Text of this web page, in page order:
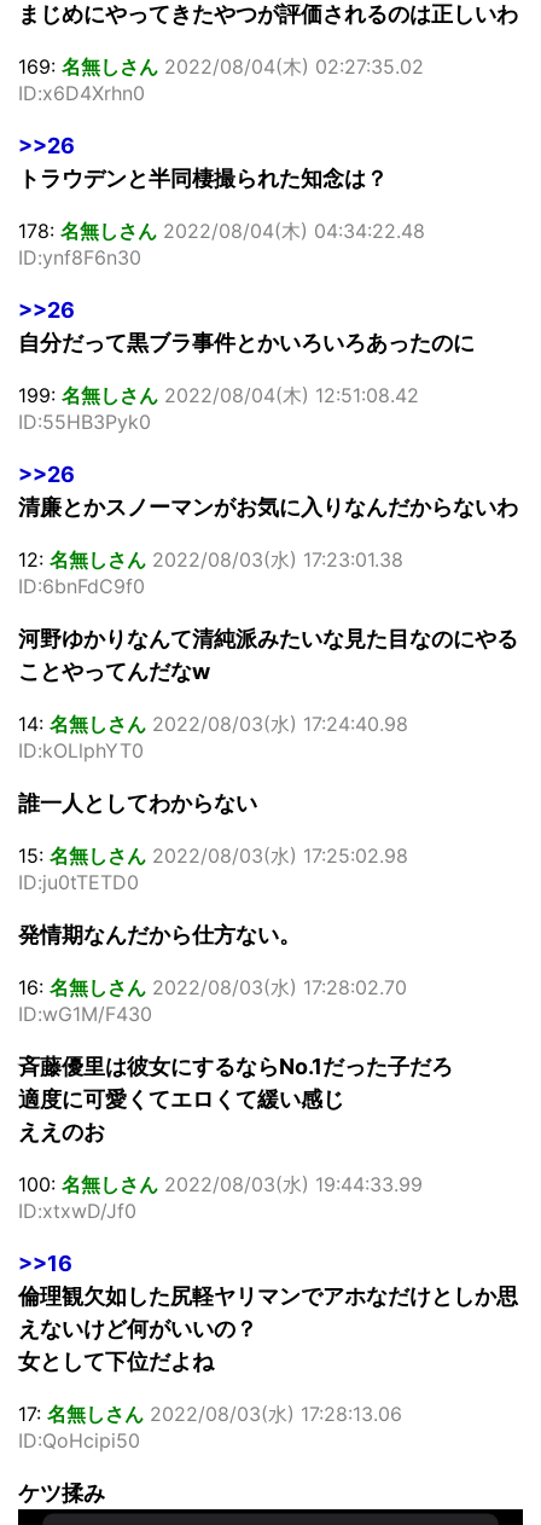
まじめにやってきたやつが評価されるのは正しいわ
169: 名無しさん 2022/08/04(木) 02:27:35.02
ID:x6D4Xrhn0
>>26
トラウデンと半同棲撮られた知念は？
178: 名無しさん 2022/08/04(木) 04:34:22.48
ID:ynf8F6n30
>>26
自分だって黒ブラ事件とかいろいろあったのに
199: 名無しさん 2022/08/04(木) 12:51:08.42
ID:55HB3Pyk0
>>26
清廉とかスノーマンがお気に入りなんだからないわ
12: 名無しさん 2022/08/03(水) 17:23:01.38
ID:6bnFdC9f0
河野ゆかりなんて清純派みたいな見た目なのにやる
ことやってんだなw
14: 名無しさん 2022/08/03(水) 17:24:40.98
ID:kOLlphYT0
誰一人としてわからない
15: 名無しさん 2022/08/03(水) 17:25:02.98
ID:ju0tTETD0
発情期なんだから仕方ない。
16: 名無しさん 2022/08/03(水) 17:28:02.70
ID:wG1M/F430
斉藤優里は彼女にするならNo.1だった子だろ
適度に可愛くてエロくて緩い感じ
ええのお
100: 名無しさん 2022/08/03(水) 19:44:33.99
ID:xtxwD/Jf0
>>16
倫理観欠如した尻軽ヤリマンでアホなだけとしか思
えないけど何がいいの？
女として下位だよね
17: 名無しさん 2022/08/03(水) 17:28:13.06
ID:QoHcipi50
ケツ揉み